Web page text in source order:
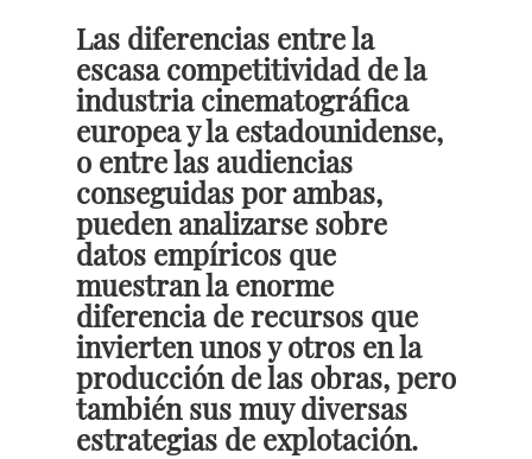
Las diferencias entre la
escasa competitividad de la
industria cinematográfica
europea y la estadounidense,
o entre las audiencias
conseguidas por ambas,
pueden analizarse sobre
datos empíricos que
muestran la enorme
diferencia de recursos que
invierten unos y otros en la
producción de las obras, pero
también sus muy diversas
estrategias de explotación.